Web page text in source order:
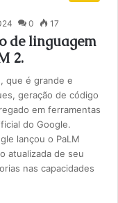
0 17
de linguagem
2.
que é grande e
geração de código
em ferramentas
do Google.
lançou o PaLM
atualizada de seu
nas capacidades